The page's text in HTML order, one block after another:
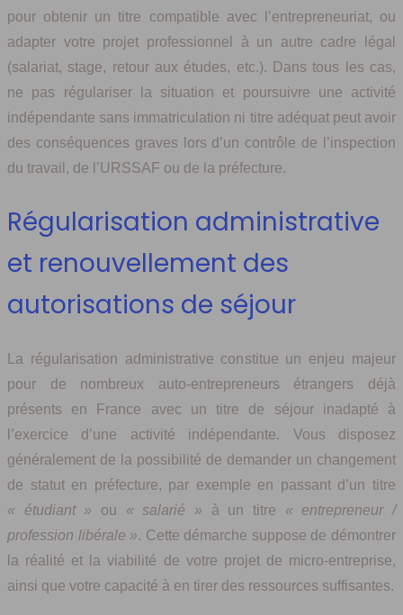
pour obtenir un titre compatible avec l’entrepreneuriat, ou
adapter votre projet professionnel à un autre cadre légal
(salariat, stage, retour aux études, etc.). Dans tous les cas,
ne pas régulariser la situation et poursuivre une activité
indépendante sans immatriculation ni titre adéquat peut avoir
des conséquences graves lors d’un contrôle de l’inspection
du travail, de l’URSSAF ou de la préfecture.
Régularisation administrative
et renouvellement des
autorisations de séjour
La régularisation administrative constitue un enjeu majeur
pour de nombreux auto-entrepreneurs étrangers déjà
présents en France avec un titre de séjour inadapté à
l’exercice d’une activité indépendante. Vous disposez
généralement de la possibilité de demander un changement
de statut en préfecture, par exemple en passant d’un titre
« étudiant » ou « salarié » à un titre « entrepreneur /
profession libérale ». Cette démarche suppose de démontrer
la réalité et la viabilité de votre projet de micro-entreprise,
ainsi que votre capacité à en tirer des ressources suffisantes.